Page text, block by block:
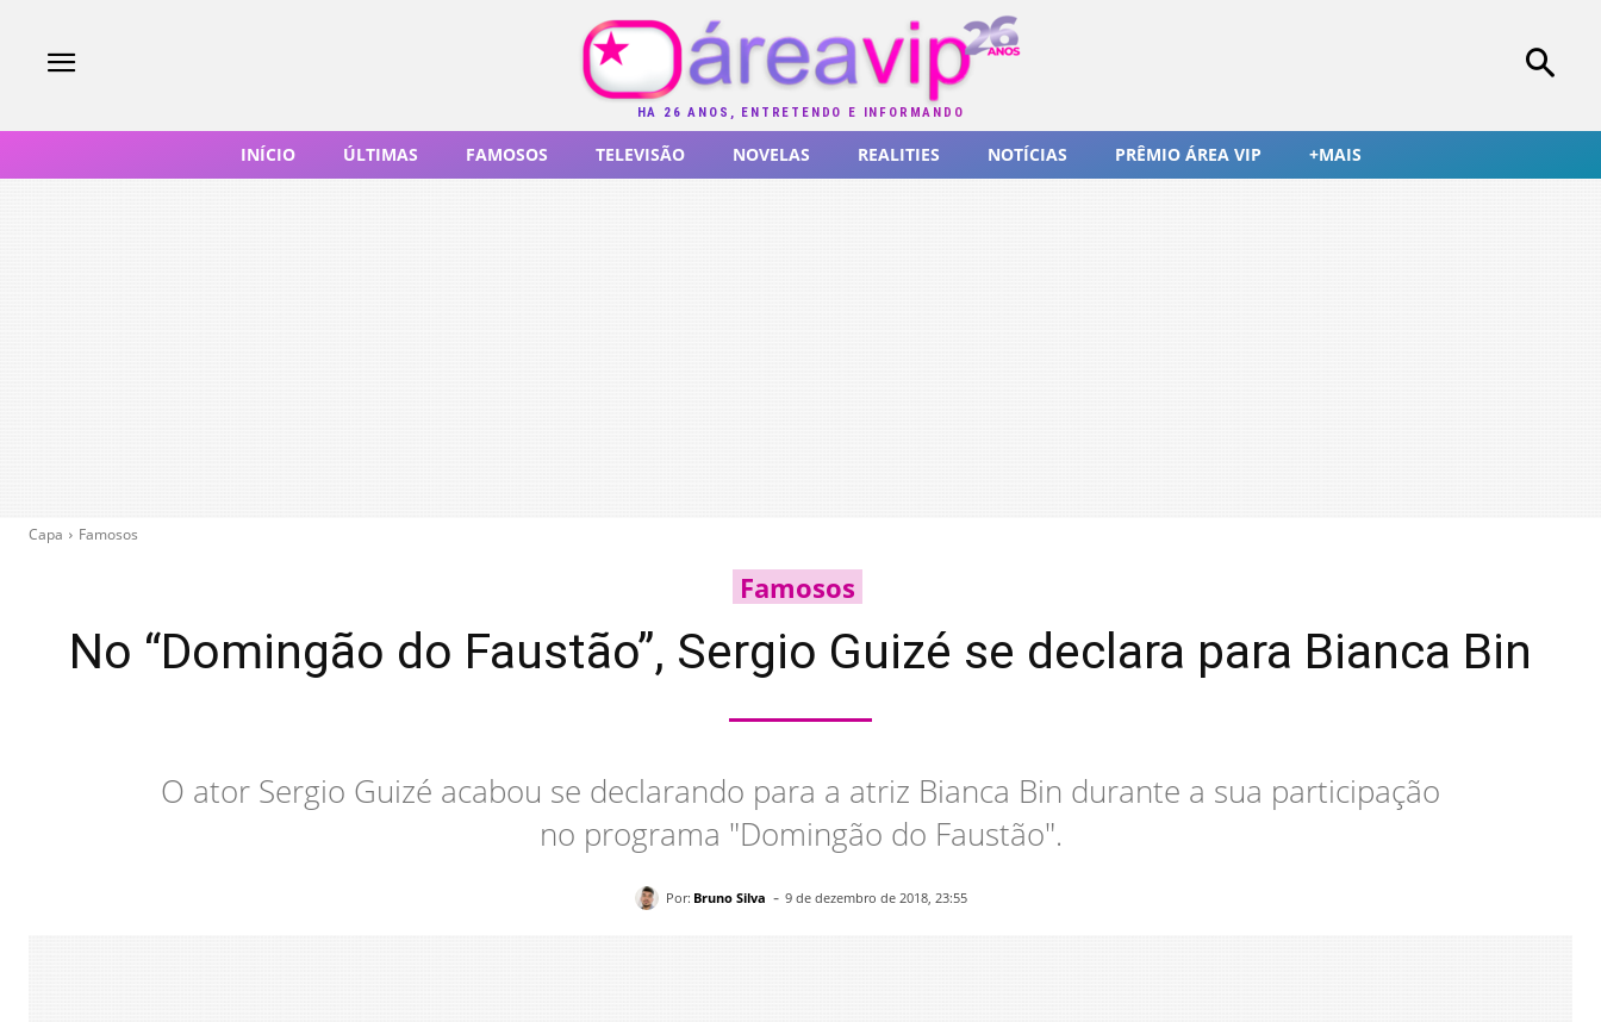
HÁ 26 ANOS, ENTRETENDO E INFORMANDO
INÍCIO ÚLTIMAS FAMOSOS TELEVISÃO NOVELAS REALITIES NOTÍCIAS PRÊMIO ÁREA VIP +MAIS
Capa Famosos
Famosos
No “Domingão do Faustão”, Sergio Guizé se declara para Bianca Bin
O ator Sergio Guizé acabou se declarando para a atriz Bianca Bin durante a sua participação
no programa "Domingão do Faustão".
Por: Bruno Silva - 9 de dezembro de 2018, 23:55